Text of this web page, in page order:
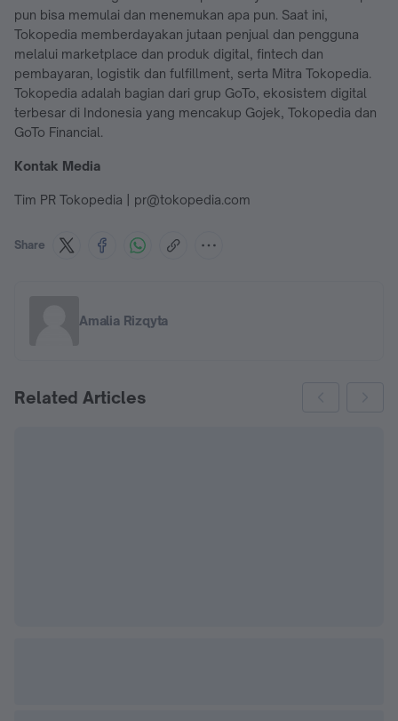
pun bisa memulai dan menemukan apa pun. Saat ini,
Tokopedia memberdayakan jutaan penjual dan pengguna
melalui marketplace dan produk digital, fintech dan
pembayaran, logistik dan fulfillment, serta Mitra Tokopedia.
Tokopedia adalah bagian dari grup GoTo, ekosistem digital
terbesar di Indonesia yang mencakup Gojek, Tokopedia dan
GoTo Financial.
Kontak Media
Tim PR Tokopedia | pr@tokopedia.com
Share
Amalia Rizqyta
Related Articles